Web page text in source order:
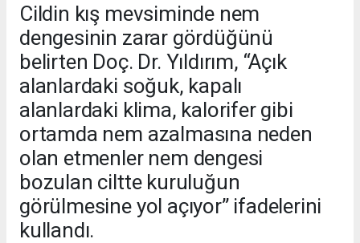
Cildin kış mevsiminde nem
dengesinin zarar gördüğünü
belirten Doç. Dr. Yıldırım, “Açık
alanlardaki soğuk, kapalı
alanlardaki klima, kalorifer gibi
ortamda nem azalmasına neden
olan etmenler nem dengesi
bozulan ciltte kuruluğun
görülmesine yol açıyor” ifadelerini
kullandı.